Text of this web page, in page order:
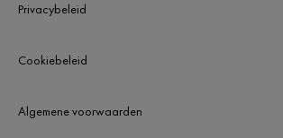
Privacybeleid
Cookiebeleid
Algemene voorwaarden